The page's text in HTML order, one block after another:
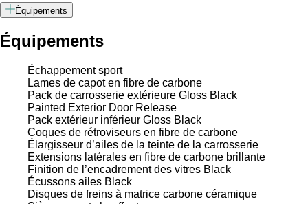
Équipements
Équipements
Échappement sport
Lames de capot en fibre de carbone
Pack de carrosserie extérieure Gloss Black
Painted Exterior Door Release
Pack extérieur inférieur Gloss Black
Coques de rétroviseurs en fibre de carbone
Élargisseur d’ailes de la teinte de la carrosserie
Extensions latérales en fibre de carbone brillante
Finition de l’encadrement des vitres Black
Écussons ailes Black
Disques de freins à matrice carbone céramique